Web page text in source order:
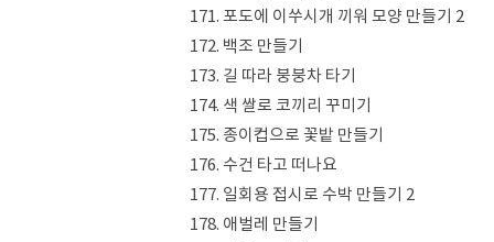
171. 포도에 이쑤시개 끼워 모양 만들기 2
172. 백조 만들기
173. 길 따라 붕붕차 타기
174. 색 쌀로 코끼리 꾸미기
175. 종이컵으로 꽃밭 만들기
176. 수건 타고 떠나요
177. 일회용 접시로 수박 만들기 2
178. 애벌레 만들기